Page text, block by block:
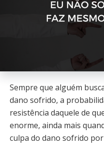
Sempre que alguém
dano sofrido, a
resistência daquele de
enorme, ainda mais
culpa do dano sofrido por